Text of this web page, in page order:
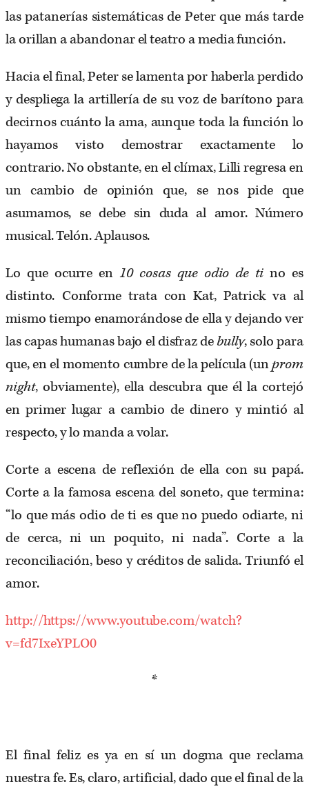
las patanerías sistemáticas de Peter que más tarde
la orillan a abandonar el teatro a media función.
Hacia el final, Peter se lamenta por haberla perdido
y despliega la artillería de su voz de barítono para
decirnos cuánto la ama, aunque toda la función lo
hayamos visto demostrar exactamente lo
contrario. No obstante, en el clímax, Lilli regresa en
un cambio de opinión que, se nos pide que
asumamos, se debe sin duda al amor. Número
musical. Telón. Aplausos.
Lo que ocurre en10 cosas que odio de ti no es
distinto. Conforme trata con Kat, Patrick va al
mismo tiempo enamorándose de ella y dejando ver
las capas humanas bajo el disfraz debully, solo para
que, en el momento cumbre de la película (unprom
night, obviamente), ella descubra que él la cortejó
en primer lugar a cambio de dinero y mintió al
respecto, y lo manda a volar.
Corte a escena de reflexión de ella con su papá.
Corte a la famosa escena del soneto, que termina:
“lo que más odio de ti es que no puedo odiarte, ni
de cerca, ni un poquito, ni nada”. Corte a la
reconciliación, beso y créditos de salida. Triunfó el
amor.
http://https://www.youtube.com/watch?
v=fd7IxeYPLO0
*
El final feliz es ya en sí un dogma que reclama
nuestra fe. Es, claro, artificial, dado que el final de la